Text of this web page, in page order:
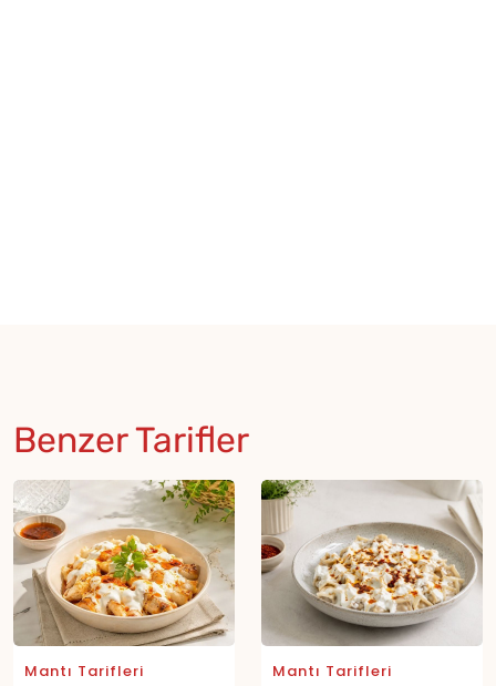
Benzer Tarifler
Mantı Tarifleri
Mantı Tarifleri